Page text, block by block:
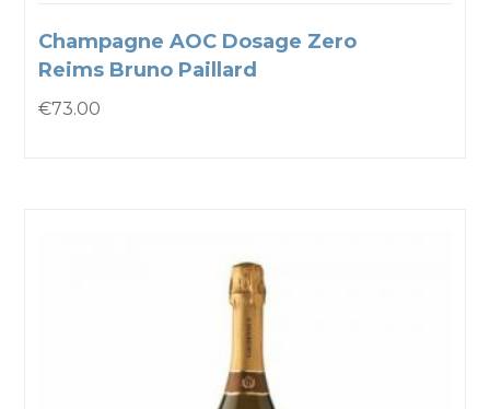
Champagne AOC Dosage Zero
Reims Bruno Paillard
€73.00